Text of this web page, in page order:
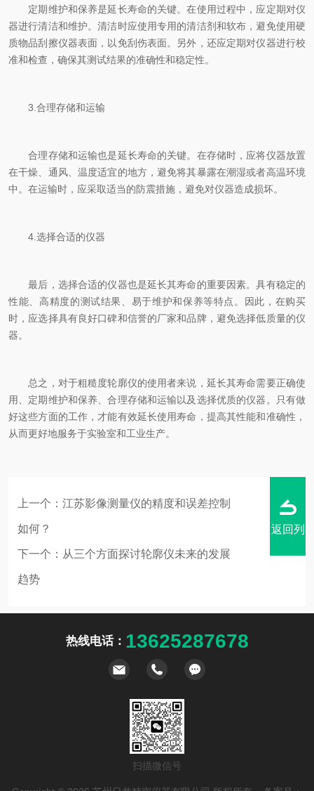
定期维护和保养是延长寿命的关键。在使用过程中，应定期对仪
器进行清洁和维护。清洁时应使用专用的清洁剂和软布，避免使用硬
质物品刮擦仪器表面，以免刮伤表面。另外，还应定期对仪器进行校
准和检查，确保其测试结果的准确性和稳定性。
3.合理存储和运输
合理存储和运输也是延长寿命的关键。在存储时，应将仪器放置
在干燥、通风、温度适宜的地方，避免将其暴露在潮湿或者高温环境
中。在运输时，应采取适当的防震措施，避免对仪器造成损坏。
4.选择合适的仪器
最后，选择合适的仪器也是延长其寿命的重要因素。具有稳定的
性能、高精度的测试结果、易于维护和保养等特点。因此，在购买
时，应选择具有良好口碑和信誉的厂家和品牌，避免选择低质量的仪
器。
总之，对于粗糙度轮廓仪的使用者来说，延长其寿命需要正确使
用、定期维护和保养、合理存储和运输以及选择优质的仪器。只有做
好这些方面的工作，才能有效延长使用寿命，提高其性能和准确性，
从而更好地服务于实验室和工业生产。
上一个： 江苏影像测量仪的精度和误差控制
如何？
下一个： 从三个方面探讨轮廓仪未来的发展
趋势
返回列
热线电话： 13625287678
扫描微信号